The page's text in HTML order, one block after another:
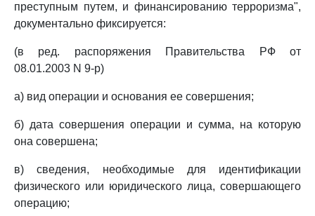
преступным путем, и финансированию терроризма",
документально фиксируется:
(в ред. распоряжения Правительства РФ от
08.01.2003 N 9-р)
а) вид операции и основания ее совершения;
б) дата совершения операции и сумма, на которую
она совершена;
в) сведения, необходимые для идентификации
физического или юридического лица, совершающего
операцию;